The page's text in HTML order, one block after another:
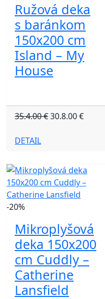
Ružová deka
s baránkom
150x200 cm
Island – My
House
35.4.00 €30.8.00 €
DETAIL
-20%
Mikroplyšová
deka 150x200
cm Cuddly –
Catherine
Lansfield